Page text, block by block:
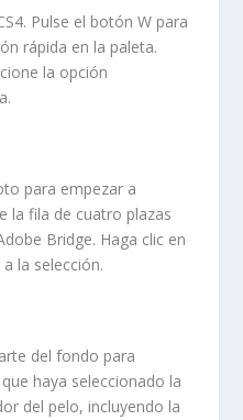
Pulse el botónW para
rápida en la paleta.
la opción
.
para empezar a
la fila de cuatro plazas
Bridge. Haga clic en
la selección.
del fondo para
haya seleccionado la
del pelo, incluyendo la